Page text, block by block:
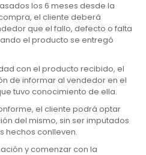
los 6 meses desde la
el cliente deberá
que el fallo, defecto o falta
el producto se entregó
con el producto recibido, el
de informar al vendedor en el
tuvo conocimiento de ella.
el cliente podrá optar
del mismo, sin ser imputados
hechos conlleven.
y comenzar con la